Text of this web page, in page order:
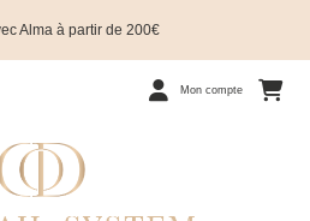
Alma à partir de 200€
Mon compte